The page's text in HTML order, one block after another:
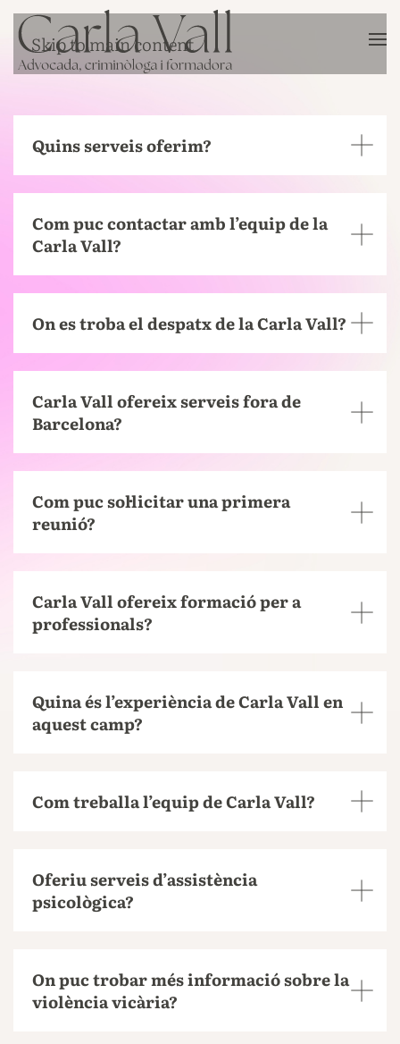
Skip to main content
Quins serveis oferim?
Com puc contactar amb l’equip de la
Carla Vall?
On es troba el despatx de la Carla Vall?
Carla Vall ofereix serveis fora de
Barcelona?
Com puc sol·licitar una primera
reunió?
Carla Vall ofereix formació per a
professionals?
Quina és l’experiència de Carla Vall en
aquest camp?
Com treballa l’equip de Carla Vall?
Oferiu serveis d’assistència
psicològica?
On puc trobar més informació sobre la
violència vicària?